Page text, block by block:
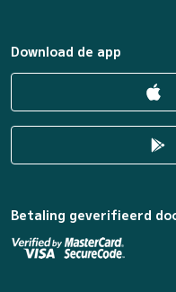
Download de app
Betaling geverifieerd